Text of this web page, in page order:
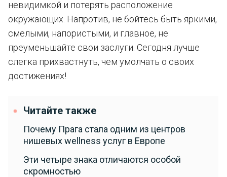
невидимкой и потерять расположение
окружающих. Напротив, не бойтесь быть яркими,
смелыми, напористыми, и главное, не
преуменьшайте свои заслуги. Сегодня лучше
слегка прихвастнуть, чем умолчать о своих
достижениях!
Читайте также
Почему Прага стала одним из центров
нишевых wellness услуг в Европе
Эти четыре знака отличаются особой
скромностью